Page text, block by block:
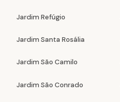
Jardim Refúgio
Jardim Santa Rosália
Jardim São Camilo
Jardim São Conrado